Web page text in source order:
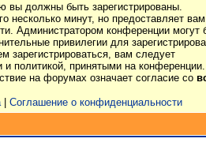
вы должны быть зарегистрированы.
несколько минут, но предоставляет вам
Администратором конференции могут
привилегии для
зарегистрироваться, вам следует
и политикой, принятыми на конференции.
на форумах означает согласие со
| Соглашение о конфиденциальности